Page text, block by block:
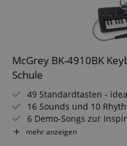
McGrey BK-4910BK
Schule
49 Standardtasten -
16 Sounds und 10
6 Demo-Songs zur
Inklusive Mikrofon und
Kopfhöreranschluss
mehr anzeigen